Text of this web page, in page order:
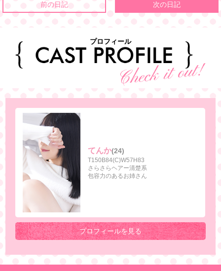
前の日記 次の日記
プロフィール
てんか(24)
T150B84(C)W57H83
さらさらヘアー清楚系
包容力のあるお姉さん
プロフィールを見る